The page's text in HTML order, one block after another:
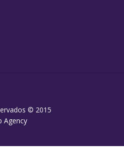
© 2015
Agency